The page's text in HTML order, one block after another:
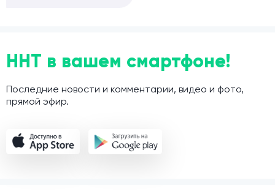
ННТ в вашем смартфоне!
Последние новости и комментарии, видео и фото,
прямой эфир.